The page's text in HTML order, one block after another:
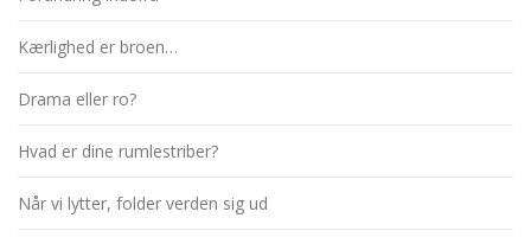
Kærlighed er broen…
Drama eller ro?
Hvad er dine rumlestriber?
Når vi lytter, folder verden sig ud